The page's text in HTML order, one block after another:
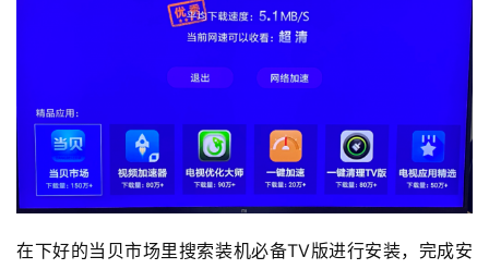
在下好的当贝市场里搜索装机必备TV版进行安装，完成安